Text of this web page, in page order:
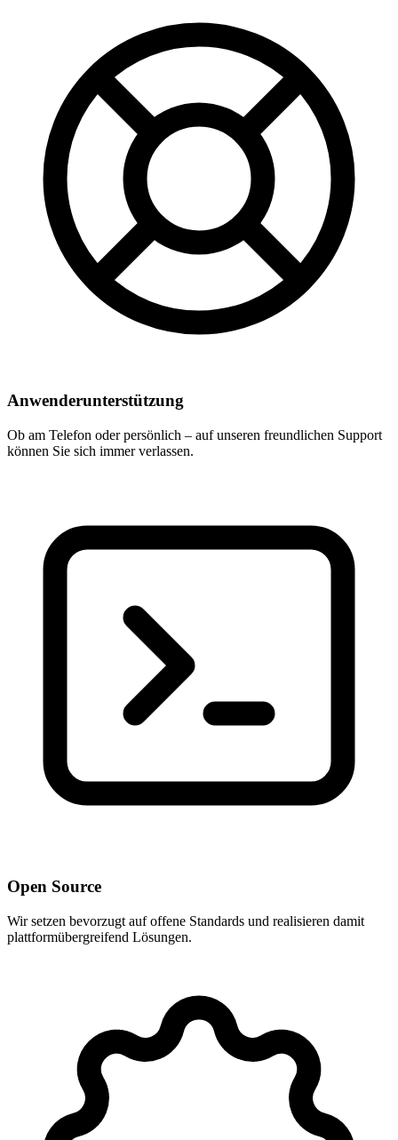
Anwenderunterstützung
Ob am Telefon oder persönlich – auf unseren freundlichen Support
können Sie sich immer verlassen.
Open Source
Wir setzen bevorzugt auf offene Standards und realisieren damit
plattformübergreifend Lösungen.